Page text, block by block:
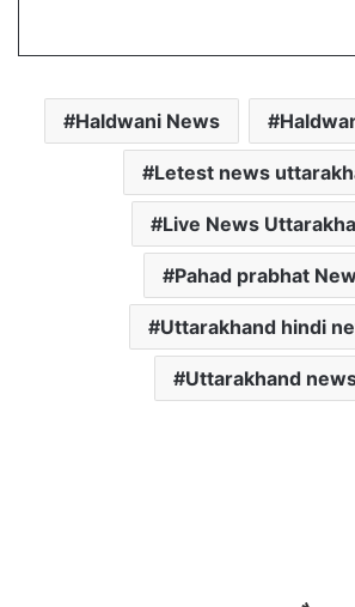
Haldwani News
Letest news
Live News
Pahad prabhat
Uttarakhand hindi
Uttarakhand